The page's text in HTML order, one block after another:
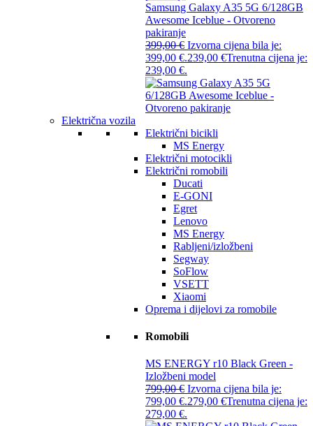
Samsung Galaxy A35 5G 6/128GB
Awesome Iceblue - Otvoreno
pakiranje
399,00€ Izvorna cijena bila je:
399,00 €.239,00 €Trenutna cijena je:
239,00 €.
Električna vozila
Električni bicikli
MS Energy
Električni motocikli
Električni romobili
Ducati
E-GONI
Egret
Lenovo
MS Energy
Rabljeni/izložbeni
Segway
SoFlow
VSETT
Xiaomi
Oprema i dijelovi za romobile
Romobili
MS ENERGY r10 Black Green -
Izložbeni model
799,00€ Izvorna cijena bila je:
799,00 €.279,00 €Trenutna cijena je:
279,00 €.